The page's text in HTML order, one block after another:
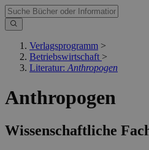
Verlagsprogramm >
Betriebswirtschaft >
Literatur: Anthropogen
Anthropogen
Wissenschaftliche